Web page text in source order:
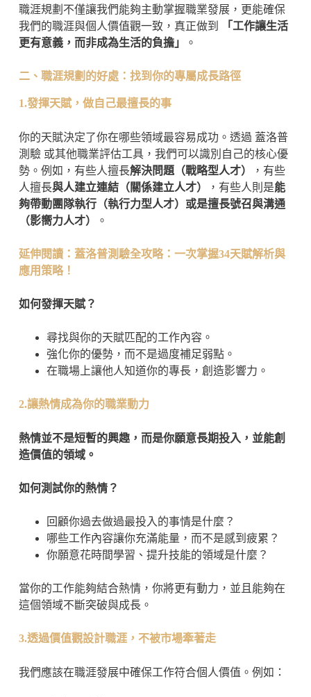
職涯規劃不僅讓我們能夠主動掌握職業發展，更能確保
我們的職涯與個人價值觀一致，真正做到
「工作讓生活
更有意義，而非成為生活的負擔」
。
二、職涯規劃的好處：找到你的專屬成長路徑
1.發揮天賦，做自己最擅長的事
你的天賦決定了你在哪些領域最容易成功。透過 蓋洛普
測驗 或其他職業評估工具，我們可以識別自己的核心優
勢。例如，有些人擅長解決問題（戰略型人才）
，有些
人擅長與人建立連結（關係建立人才） ，有些人則是能
夠帶動團隊執行（執行力型人才）或是擅長號召與溝通
（影嚮力人才）
。
延伸閱讀：蓋洛普測驗全攻略：一次掌握34天賦解析與
應用策略！
如何發揮天賦？
尋找與你的天賦匹配的工作內容。
強化你的優勢，而不是過度補足弱點。
在職場上讓他人知道你的專長，創造影響力。
2.讓熱情成為你的職業動力
熱情並不是短暫的興趣，而是你願意長期投入，並能創
造價值的領域。
如何測試你的熱情？
回顧你過去做過最投入的事情是什麼？
哪些工作內容讓你充滿能量，而不是感到疲累？
你願意花時間學習、提升技能的領域是什麼？
當你的工作能夠結合熱情，你將更有動力，並且能夠在
這個領域不斷突破與成長。
3.透過價值觀設計職涯，不被市場牽著走
我們應該在職涯發展中確保工作符合個人價值。例如：